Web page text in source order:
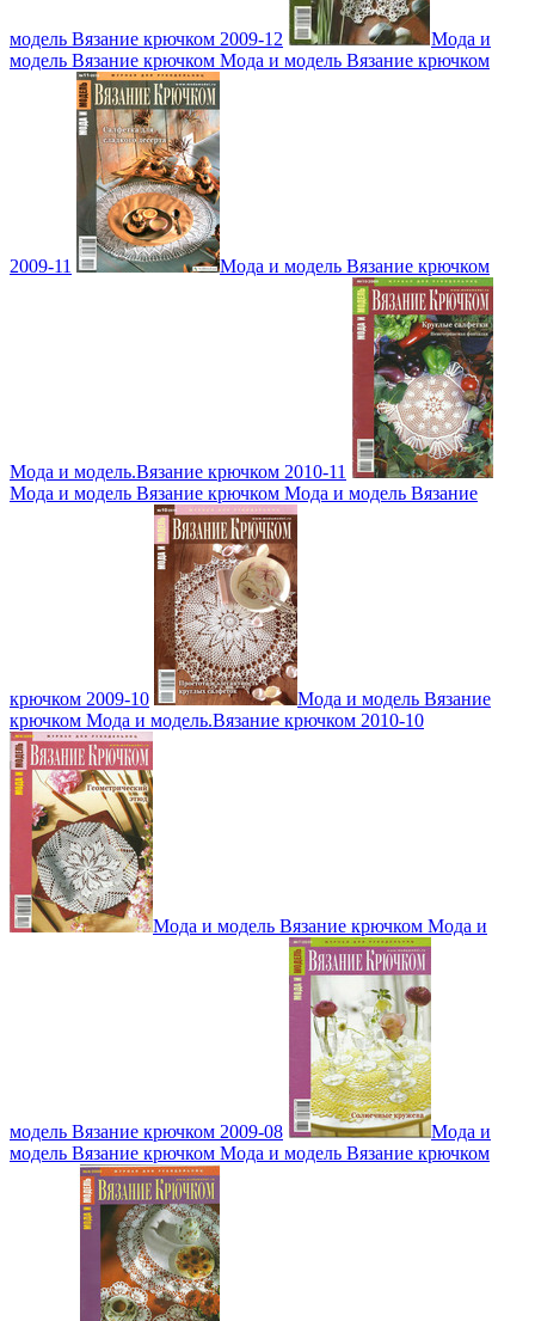
модель Вязание крючком 2009-12
Мода и
модель Вязание крючком Мода и модель Вязание крючком
2009-11 Мода и модель Вязание крючком
Мода и модель.Вязание крючком 2010-11
Мода и модель Вязание крючком Мода и модель Вязание
крючком 2009-10
Мода и модель Вязание
крючком Мода и модель.Вязание крючком 2010-10
Мода и модель Вязание крючком Мода и
модель Вязание крючком 2009-08
Мода и
модель Вязание крючком Мода и модель Вязание крючком